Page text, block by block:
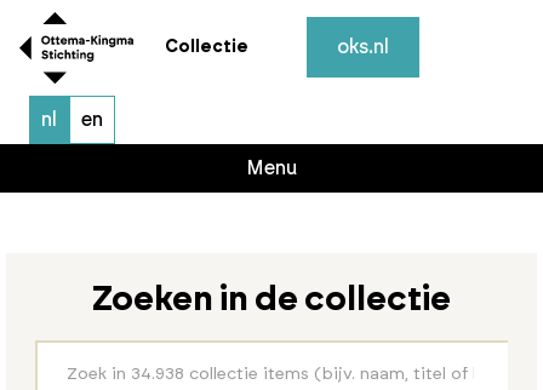
Collectie oks.nl
nl en
Menu
Zoeken in de collectie